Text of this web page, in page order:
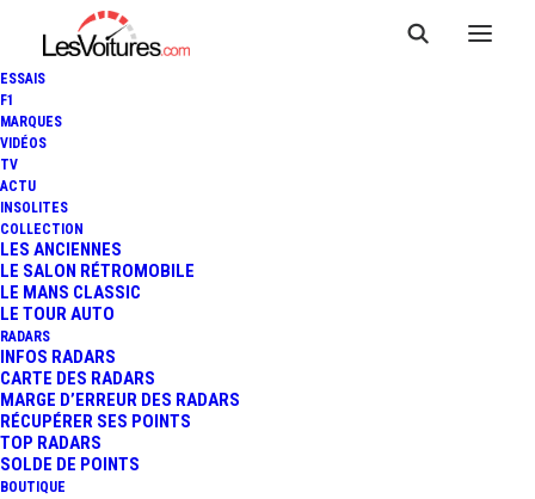
ESSAIS
F1
MARQUES
VIDÉOS
TV
ACTU
INSOLITES
COLLECTION
LES ANCIENNES
LE SALON RÉTROMOBILE
LE MANS CLASSIC
LE TOUR AUTO
RADARS
INFOS RADARS
CARTE DES RADARS
MARGE D’ERREUR DES RADARS
RÉCUPÉRER SES POINTS
TOP RADARS
SOLDE DE POINTS
BOUTIQUE
BMW SÉRIE 8 : LE GRAND
COUPÉ DE RETOUR